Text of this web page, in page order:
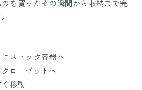
を買ったその瞬間から収納まで完
ストック容器へ
ローゼットへ
移動